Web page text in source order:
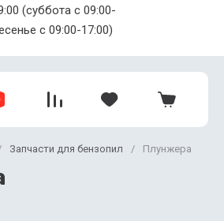
(суббота с 09:00-
с 09:00-17:00)
Запчасти для бензопил / Плунжера